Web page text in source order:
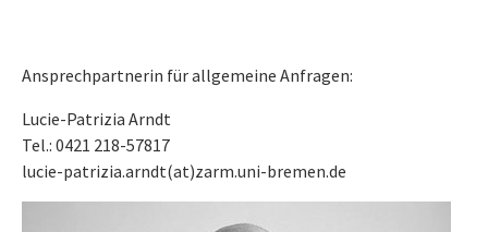
Ansprechpartnerin für allgemeine Anfragen:
Lucie-Patrizia Arndt
Tel.: 0421 218-57817
lucie-patrizia.arndt(at)zarm.uni-bremen.de